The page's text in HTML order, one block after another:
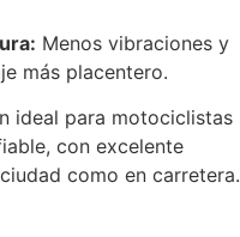
Menos vibraciones y
más placentero.
ideal para motociclistas
con excelente
como en carretera.